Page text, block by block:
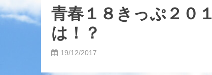
青春１８きっぷ２０
は！？
19/12/2017